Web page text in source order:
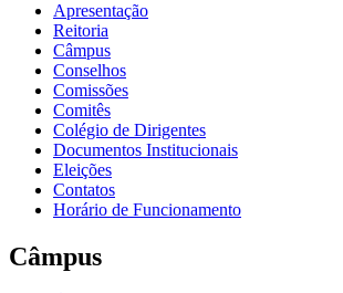
Apresentação
Reitoria
Câmpus
Conselhos
Comissões
Comitês
Colégio de Dirigentes
Documentos Institucionais
Eleições
Contatos
Horário de Funcionamento
Câmpus